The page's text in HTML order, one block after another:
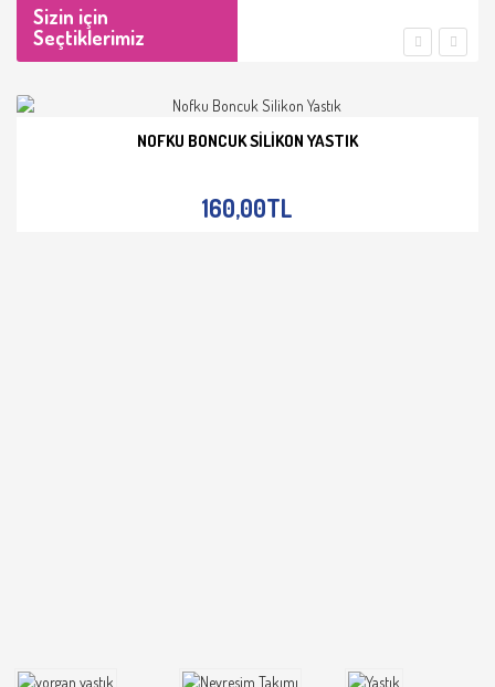
Sizin için
Seçtiklerimiz
NOFKU BONCUK SILIKON YASTIK
160,00TL